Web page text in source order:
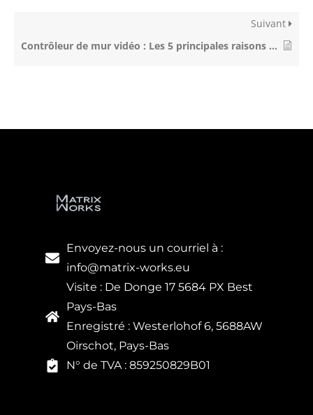
Suivant
Contrôleur de mur vidéo : Les 5 principales raisons de l'utiliser
Envoyez-nous un courriel à :
info@matrix-works.eu
Visite : De Donge 17 5684 PX Best
Pays-Bas
Enregistré : Westerlohof 6, 5688AW
Oirschot, Pays-Bas
N° de TVA : 859250829B01